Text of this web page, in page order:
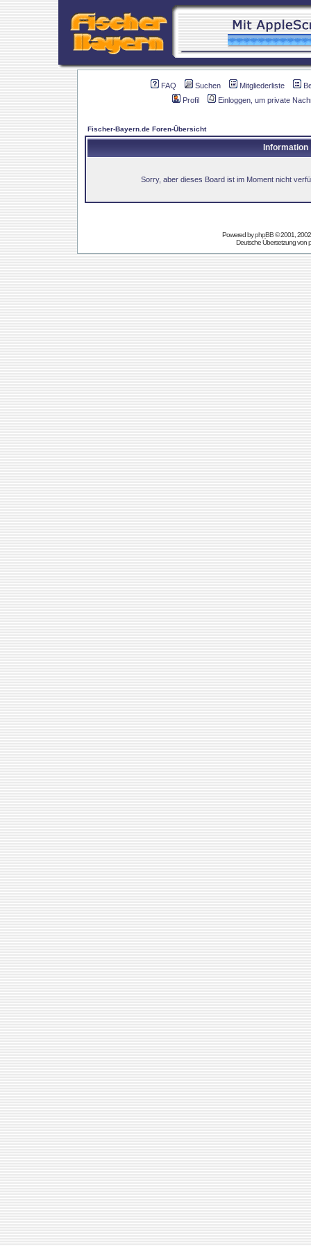
FAQ Suchen Mitgliederliste
Profil
Einloggen, um private
Fischer-Bayern.de Foren-Übersicht
Information
Sorry, aber dieses Board ist im Moment nicht
Powered byphpBB© 2001,
Deutsche Übersetzung von